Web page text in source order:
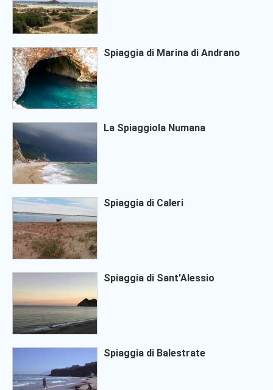
Spiaggia di Marina di Andrano
La Spiaggiola Numana
Spiaggia di Caleri
Spiaggia di Sant'Alessio
Spiaggia di Balestrate